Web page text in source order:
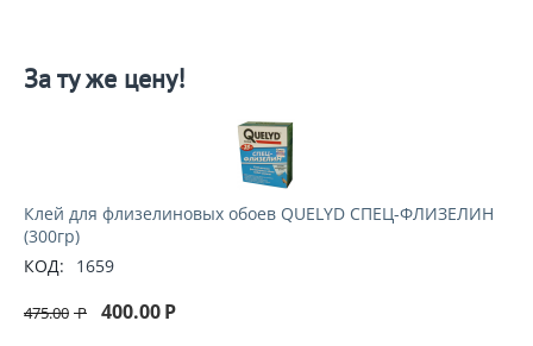
За ту же цену!
Клей для флизелиновых обоев QUELYD СПЕЦ-ФЛИЗЕЛИН
(300гр)
КОД:
1659
475.00 Р 400.00Р